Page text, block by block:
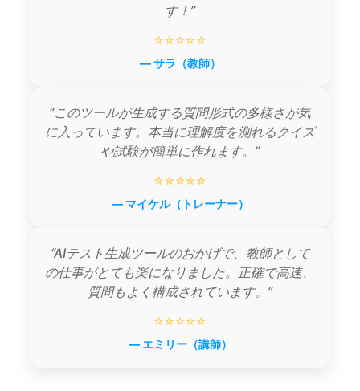
す！”
⭐⭐⭐⭐⭐
— サラ（教師）
“このツールが生成する質問形式の多様さが気
に入っています。本当に理解度を測れるクイズ
や試験が簡単に作れます。”
⭐⭐⭐⭐⭐
— マイケル（トレーナー）
“AIテスト生成ツールのおかげで、教師として
の仕事がとても楽になりました。正確で高速、
質問もよく構成されています。”
⭐⭐⭐⭐⭐
— エミリー（講師）